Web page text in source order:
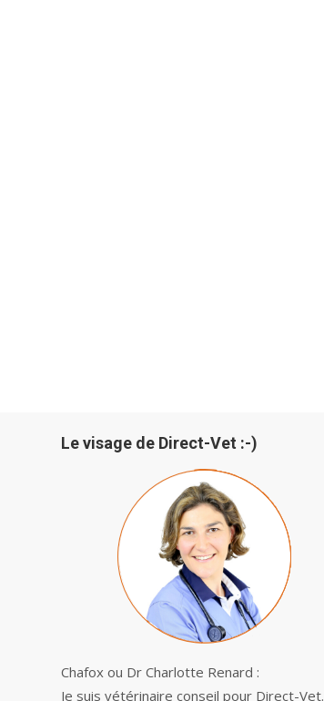
Le visage de Direct-Vet :-)
Chafox ou Dr Charlotte Renard :
Je suis vétérinaire conseil pour Direct-Vet.